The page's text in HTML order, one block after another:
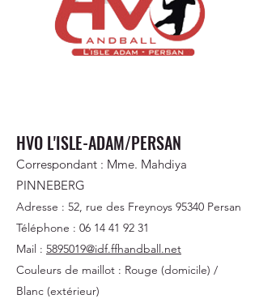
HVO L'ISLE-ADAM/PERSAN
Correspondant : Mme. Mahdiya
PINNEBERG
Adresse : 52, rue des Freynoys 95340 Persan
Téléphone : 06 14 41 92 31
Mail : 5895019@idf.ffhandball.net
Couleurs de maillot : Rouge (domicile) /
Blanc (extérieur)